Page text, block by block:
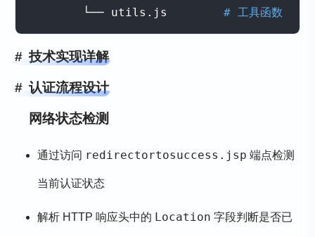
        └── utils.js
# 工具函数
技术实现详解
认证流程设计
网络状态检测
通过访问 redirectortosuccess.jsp 端点检测
当前认证状态
解析 HTTP 响应头中的 Location 字段判断是否已